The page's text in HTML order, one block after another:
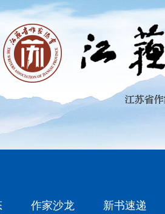
作家沙龙 新书速递